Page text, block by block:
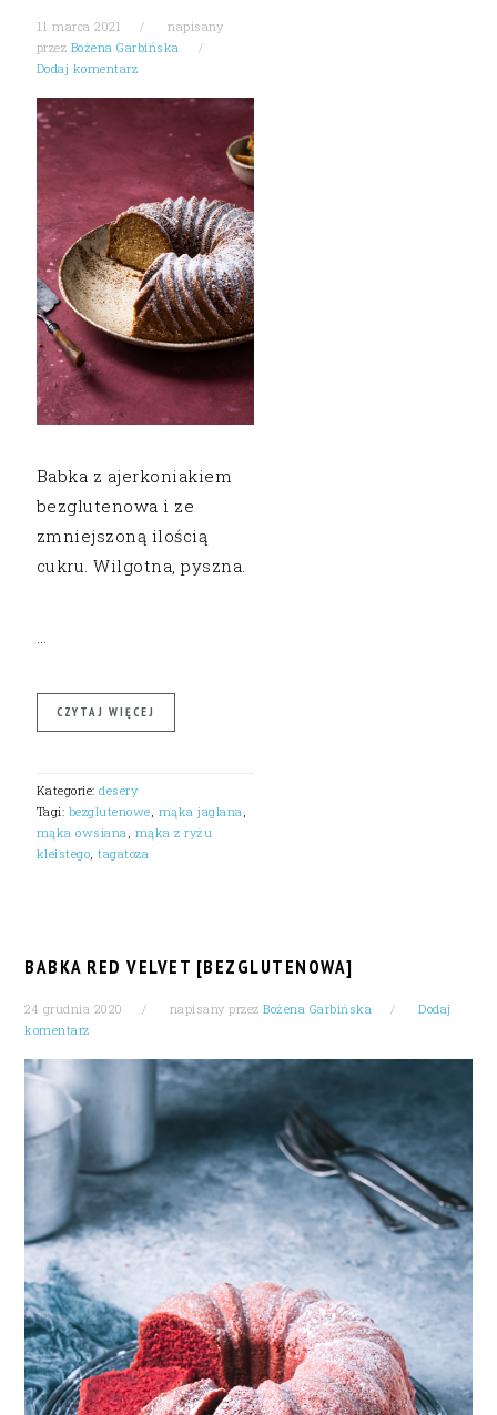
11 marca 2021
napisany
przez Bożena Garbińska
Dodaj komentarz
Babka z ajerkoniakiem
bezglutenowa i ze
zmniejszoną ilością
cukru. Wilgotna, pyszna.
CZYTAJ WIĘCEJ
Kategorie:desery
Tagi: bezglutenowe mąka jaglana
mąka owsiana mąka z ryżu
kleistego ,tagatoza
BABKA RED VELVET [BEZGLUTENOWA]
24 grudnia 2020 napisany przezBożena Garbińska
Dodaj
komentarz